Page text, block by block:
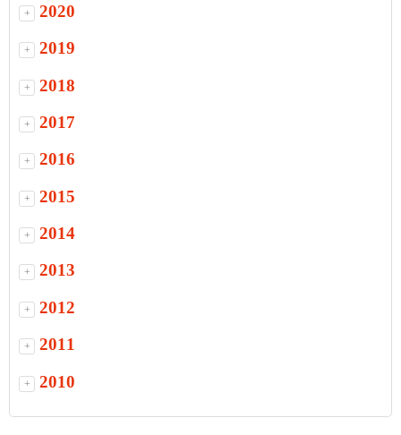
+ 2020
+ 2019
+ 2018
+ 2017
+ 2016
+ 2015
+ 2014
+ 2013
+ 2012
+ 2011
+ 2010